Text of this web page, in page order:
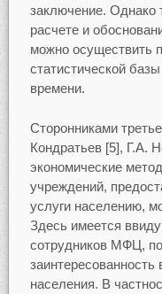
заключение. Однако
расчете и
можно осуществить
статистической
времени.
Сторонниками
Кондратьев [5], Г.А.
экономические
учреждений,
услуги населению,
Здесь имеется
сотрудников МФЦ,
населения. В